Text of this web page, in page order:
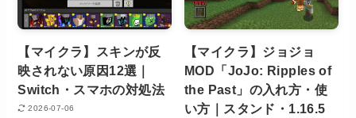
【マイクラ】スキンが反
映されない原因12選｜
Switch・スマホの対処法
2026-07-06
【マイクラ】ジョジョ
MOD「JoJo: Ripples of
the Past」の入れ方・使
い方｜スタンド・1.16.5